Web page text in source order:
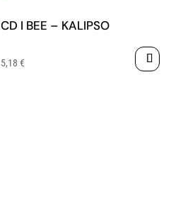
CD I BEE – KALIPSO
5,18€